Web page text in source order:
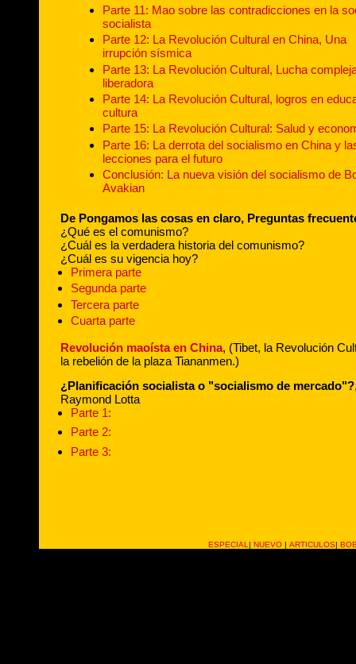
Parte 11: Mao sobre las contradicciones en la
socialista
Parte 12: La Revolución Cultural en China, Una
irrupción sísmica
Parte 13: La Revolución Cultural, Lucha
liberadora
Parte 14: La Revolución Cultural, logros en
cultura
Parte 15: La Revolución Cultural: Salud y
Parte 16: La derrota del socialismo en China y
lecciones para el futuro
Conclusión: La nueva visión del socialismo de
Avakian
De Pongamos las cosas en claro, Preguntas
¿Qué es el comunismo?
¿Cuál es la verdadera historia del comunismo?
¿Cuál es su vigencia hoy?
Primera parte
Segunda parte
Tercera parte
Cuarta parte
Revolución maoísta en China, (Tibet, la Revolución
la rebelión de la plaza Tiananmen.)
¿Planificación socialista o "socialismo de mercado"?
Raymond Lotta
Parte 1:
Parte 2:
Parte 3:
ESPECIAL | NUEVO | ARTICULOS|